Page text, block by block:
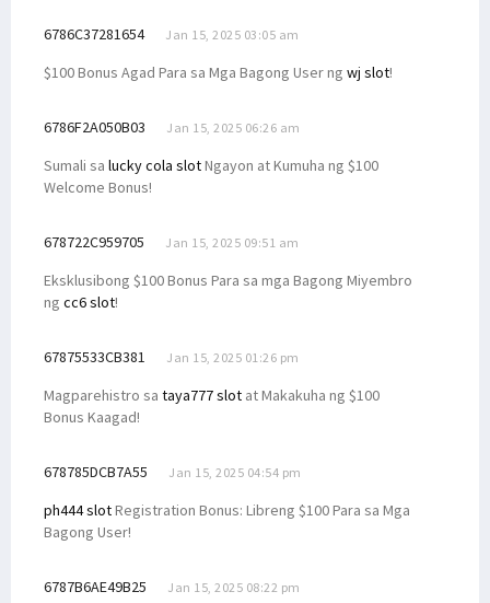
6786C37281654 Jan 15, 2025 03:05 am
$100 Bonus Agad Para sa Mga Bagong User ng wj slot!
6786F2A050B03 Jan 15, 2025 06:26 am
Sumali sa lucky cola slotNgayon at Kumuha ng $100
Welcome Bonus!
678722C959705 Jan 15, 2025 09:51 am
Eksklusibong $100 Bonus Para sa mga Bagong Miyembro
ng cc6 slot!
67875533CB381 Jan 15, 2025 01:26 pm
Magparehistro sa taya777 slot at Makakuha ng $100
Bonus Kaagad!
678785DCB7A55 Jan 15, 2025 04:54 pm
ph444 slotRegistration Bonus: Libreng $100 Para sa Mga
Bagong User!
6787B6AE49B25 Jan 15, 2025 08:22 pm